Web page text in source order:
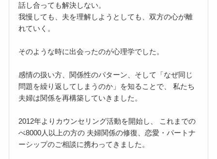
話し合っても解決しない。
我慢しても、夫を理解しようとしても、双方の心が離
れていく。
そのような時に出会ったのが心理学でした。
感情の扱い方、関係性のパターン、そして「なぜ同じ
問題を繰り返してしまうのか」を知ることで、 私たち
夫婦は関係を再構築していきました。
2012年よりカウンセリング活動を開始し、 これまでの
べ8000人以上の方の 夫婦関係の修復、恋愛・パートナ
ーシップのご相談に携わってきました。